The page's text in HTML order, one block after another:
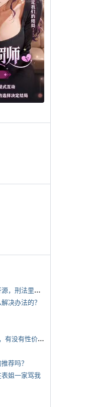
*
有啥搞钱的路子吗，开源节流都行，主要是开源，刑法里的咱不做
决办法的？
*
想请教有经验的蛋友，想给媳妇7夕买个跳蛋，有没有性价比高的推荐
荐吗？
姐一家骂我